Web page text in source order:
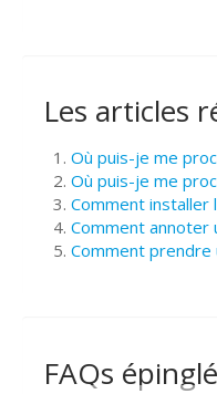
Les articles
Où puis-je me
Où puis-je me
Comment
Comment annoter
Comment prendre
FAQs